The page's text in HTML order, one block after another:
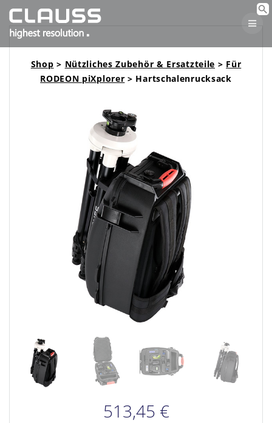
Shop > Nützliches Zubehör & Ersatzteile > Für
RODEON piXplorer > Hartschalenrucksack
513,45 €